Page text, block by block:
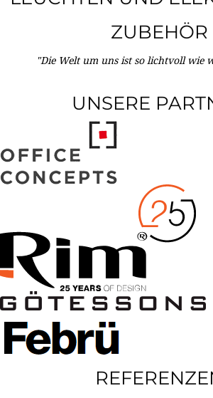
ZUBEHÖR
"Die Welt um uns ist so lichtvoll wie
UNSERE